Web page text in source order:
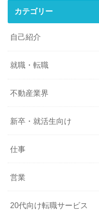
カテゴリー
自己紹介
就職・転職
不動産業界
新卒・就活生向け
仕事
営業
20代向け転職サービス